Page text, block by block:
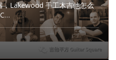
Lakewood 手工木吉他怎么